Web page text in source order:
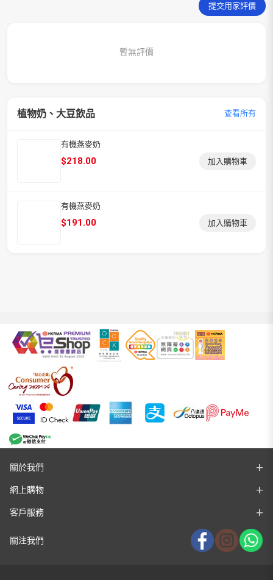
提交用家評價
暫無評價
植物奶、大豆飲品 查看所有
有機燕麥奶
$218.00 加入購物車
有機燕麥奶
$191.00 加入購物車
關於我們
網上購物
客戶服務
關注我們